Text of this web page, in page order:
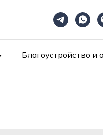
Благоустройство и